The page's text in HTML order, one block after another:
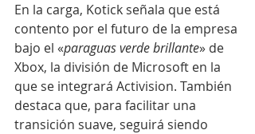
En la carga, Kotick señala que está
contento por el futuro de la empresa
bajo el «paraguas verde brillante» de
Xbox, la división de Microsoft en la
que se integrará Activision. También
destaca que, para facilitar una
transición suave, seguirá siendo